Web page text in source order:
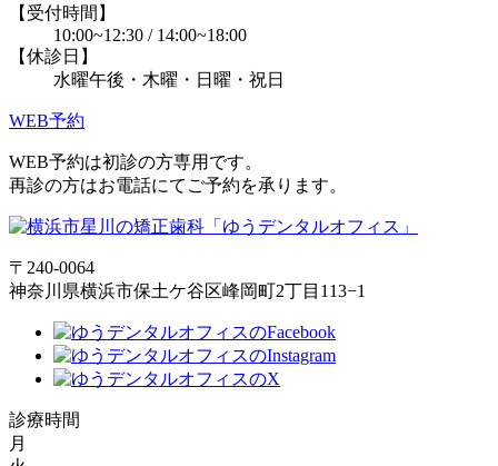
【受付時間】
10:00~12:30 / 14:00~18:00
【休診日】
水曜午後・木曜・日曜・祝日
WEB予約
WEB予約は初診の方専用です。
再診の方はお電話にてご予約を承ります。
〒240-0064
神奈川県横浜市保土ケ谷区峰岡町2丁目113−1
診療時間
月